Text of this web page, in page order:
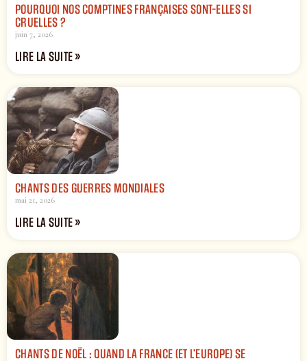
POURQUOI NOS COMPTINES FRANÇAISES SONT-ELLES SI
CRUELLES ?
juin 7, 2026
LIRE LA SUITE »
CHANTS DES GUERRES MONDIALES
mai 21, 2026
LIRE LA SUITE »
CHANTS DE NOËL : QUAND LA FRANCE (ET L’EUROPE) SE